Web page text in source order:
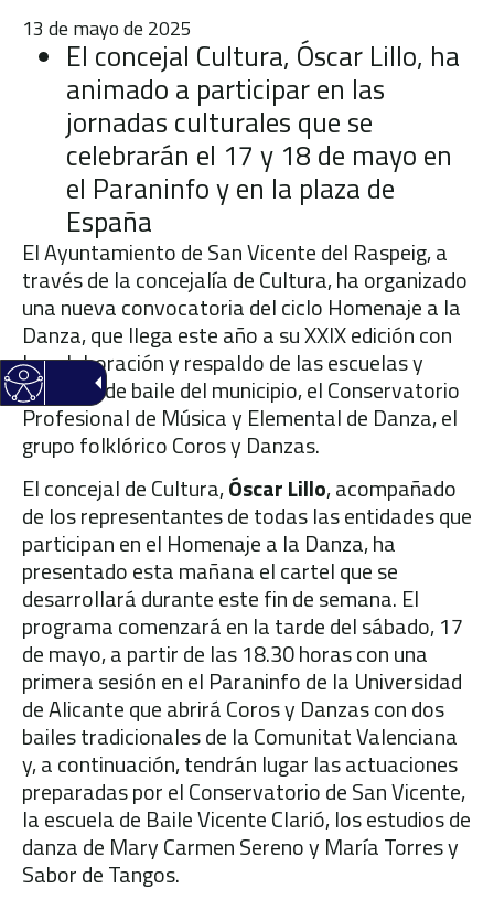
13 de mayo de 2025
El concejal Cultura, Óscar Lillo, ha
animado a participar en las
jornadas culturales que se
celebrarán el 17 y 18 de mayo en
el Paraninfo y en la plaza de
España
El Ayuntamiento de San Vicente del Raspeig, a
través de la concejalía de Cultura, ha organizado
una nueva convocatoria del ciclo Homenaje a la
Danza, que llega este año a su XXIX edición con
la colaboración y respaldo de las escuelas y
estudios de baile del municipio, el Conservatorio
Profesional de Música y Elemental de Danza, el
grupo folklórico Coros y Danzas.
El concejal de Cultura,Óscar Lillo, acompañado
de los representantes de todas las entidades que
participan en el Homenaje a la Danza, ha
presentado esta mañana el cartel que se
desarrollará durante este fin de semana. El
programa comenzará en la tarde del sábado, 17
de mayo, a partir de las 18.30 horas con una
primera sesión en el Paraninfo de la Universidad
de Alicante que abrirá Coros y Danzas con dos
bailes tradicionales de la Comunitat Valenciana
y, a continuación, tendrán lugar las actuaciones
preparadas por el Conservatorio de San Vicente,
la escuela de Baile Vicente Clarió, los estudios de
danza de Mary Carmen Sereno y María Torres y
Sabor de Tangos.